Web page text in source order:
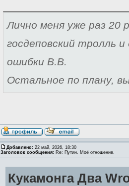
Лично меня уже раз 20
госдеповский тролль
ошибки В.В.
Остальное по плану,
Добавлено: 22 май, 2026, 18:30
Заголовок сообщения: Re: Путин. Моё отношение.
Кукамонга Два